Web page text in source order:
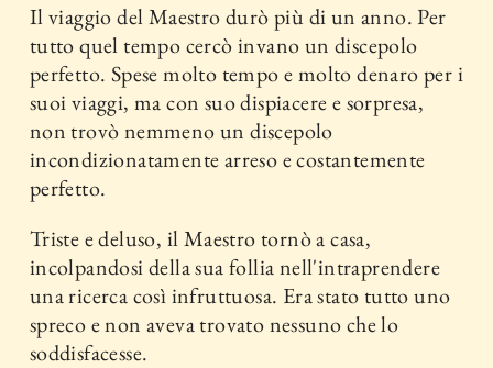
Il viaggio del Maestro durò più di un anno. Per
tutto quel tempo cercò invano un discepolo
perfetto. Spese molto tempo e molto denaro per i
suoi viaggi, ma con suo dispiacere e sorpresa,
non trovò nemmeno un discepolo
incondizionatamente arreso e costantemente
perfetto.
Triste e deluso, il Maestro tornò a casa,
incolpandosi della sua follia nell'intraprendere
una ricerca così infruttuosa. Era stato tutto uno
spreco e non aveva trovato nessuno che lo
soddisfacesse.